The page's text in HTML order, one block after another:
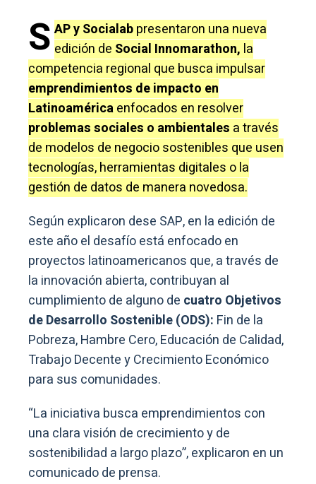
S AP y Socialabpresentaron una nueva
edición de Social Innomarathon, la
competencia regional que busca impulsar
emprendimientos de impacto en
Latinoaméricaenfocados en resolver
problemas sociales o ambientales a través
de modelos de negocio sostenibles que usen
tecnologías, herramientas digitales o la
gestión de datos de manera novedosa.
Según explicaron dese SAP, en la edición de
este año el desafío está enfocado en
proyectos latinoamericanos que, a través de
la innovación abierta, contribuyan al
cumplimiento de alguno de cuatro Objetivos
de Desarrollo Sostenible (ODS): Fin de la
Pobreza, Hambre Cero, Educación de Calidad,
Trabajo Decente y Crecimiento Económico
para sus comunidades.
“La iniciativa busca emprendimientos con
una clara visión de crecimiento y de
sostenibilidad a largo plazo”, explicaron en un
comunicado de prensa.